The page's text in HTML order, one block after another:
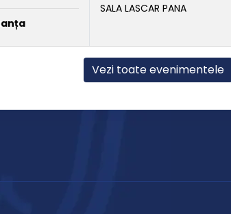
SALA LASCAR PANA
Vezi toate evenimentele